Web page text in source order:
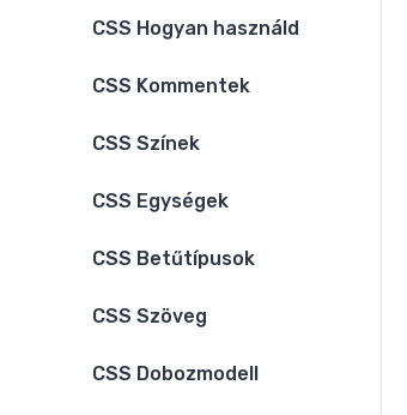
CSS Hogyan használd
CSS Kommentek
CSS Színek
CSS Egységek
CSS Betűtípusok
CSS Szöveg
CSS Dobozmodell